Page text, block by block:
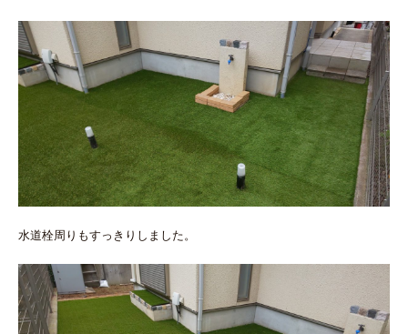
水道栓周りもすっきりしました。